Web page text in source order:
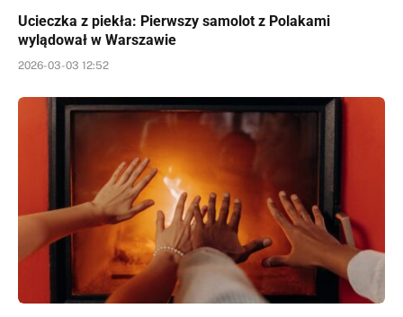
Ucieczka z piekła: Pierwszy samolot z Polakami
wylądował w Warszawie
2026-03-03 12:52